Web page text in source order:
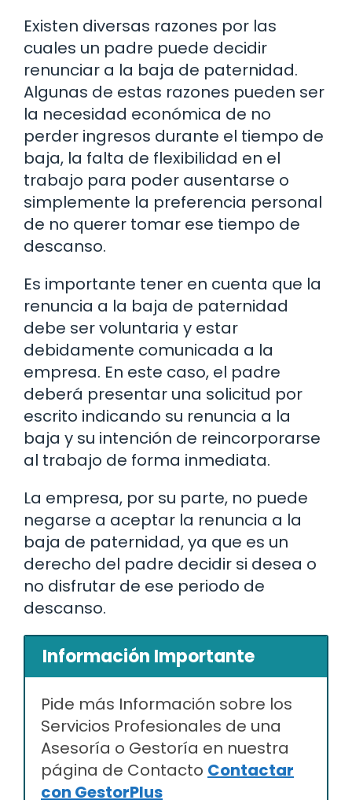
Existen diversas razones por las
cuales un padre puede decidir
renunciar a la baja de paternidad.
Algunas de estas razones pueden ser
la necesidad económica de no
perder ingresos durante el tiempo de
baja, la falta de flexibilidad en el
trabajo para poder ausentarse o
simplemente la preferencia personal
de no querer tomar ese tiempo de
descanso.
Es importante tener en cuenta que la
renuncia a la baja de paternidad
debe ser voluntaria y estar
debidamente comunicada a la
empresa. En este caso, el padre
deberá presentar una solicitud por
escrito indicando su renuncia a la
baja y su intención de reincorporarse
al trabajo de forma inmediata.
La empresa, por su parte, no puede
negarse a aceptar la renuncia a la
baja de paternidad, ya que es un
derecho del padre decidir si desea o
no disfrutar de ese periodo de
descanso.
Información Importante
Pide más Información sobre los
Servicios Profesionales de una
Asesoría o Gestoría en nuestra
página de Contacto Contactar
con GestorPlus